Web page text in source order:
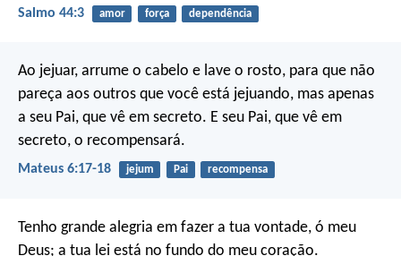
Salmo 44:3 amor força dependência
Ao jejuar, arrume o cabelo e lave o rosto, para que não
pareça aos outros que você está jejuando, mas apenas
a seu Pai, que vê em secreto. E seu Pai, que vê em
secreto, o recompensará.
Mateus 6:17-18 jejum Pai recompensa
Tenho grande alegria em fazer a tua vontade, ó meu
Deus; a tua lei está no fundo do meu coração.